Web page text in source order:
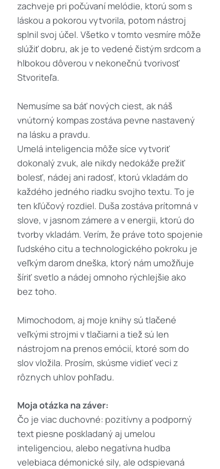
zachveje pri počúvaní melódie, ktorú som s
láskou a pokorou vytvorila, potom nástroj
splnil svoj účel. Všetko v tomto vesmíre môže
slúžiť dobru, ak je to vedené čistým srdcom a
hlbokou dôverou v nekonečnú tvorivosť
Stvoriteľa.
Nemusíme sa báť nových ciest, ak náš
vnútorný kompas zostáva pevne nastavený
na lásku a pravdu.
Umelá inteligencia môže síce vytvoriť
dokonalý zvuk, ale nikdy nedokáže prežiť
bolesť, nádej ani radosť, ktorú vkladám do
každého jedného riadku svojho textu. To je
ten kľúčový rozdiel. Duša zostáva prítomná v
slove, v jasnom zámere a v energii, ktorú do
tvorby vkladám. Verím, že práve toto spojenie
ľudského citu a technologického pokroku je
veľkým darom dneška, ktorý nám umožňuje
šíriť svetlo a nádej omnoho rýchlejšie ako
bez toho.
Mimochodom, aj moje knihy sú tlačené
veľkými strojmi v tlačiarni a tiež sú len
nástrojom na prenos emócií, ktoré som do
slov vložila. Prosím, skúsme vidieť veci z
rôznych uhlov pohľadu.
Moja otázka na záver:
Čo je viac duchovné: pozitívny a podporný
text piesne poskladaný aj umelou
inteligenciou, alebo negatívna hudba
velebiaca démonické sily, ale odspievaná